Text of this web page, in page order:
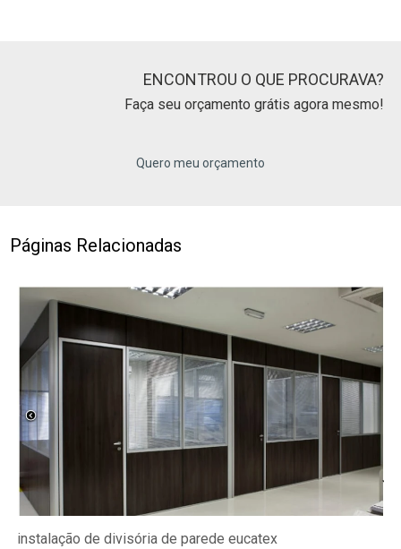
ENCONTROU O QUE PROCURAVA?
Faça seu orçamento grátis agora mesmo!
Quero meu orçamento
Páginas Relacionadas
instalação de divisória de parede eucatex